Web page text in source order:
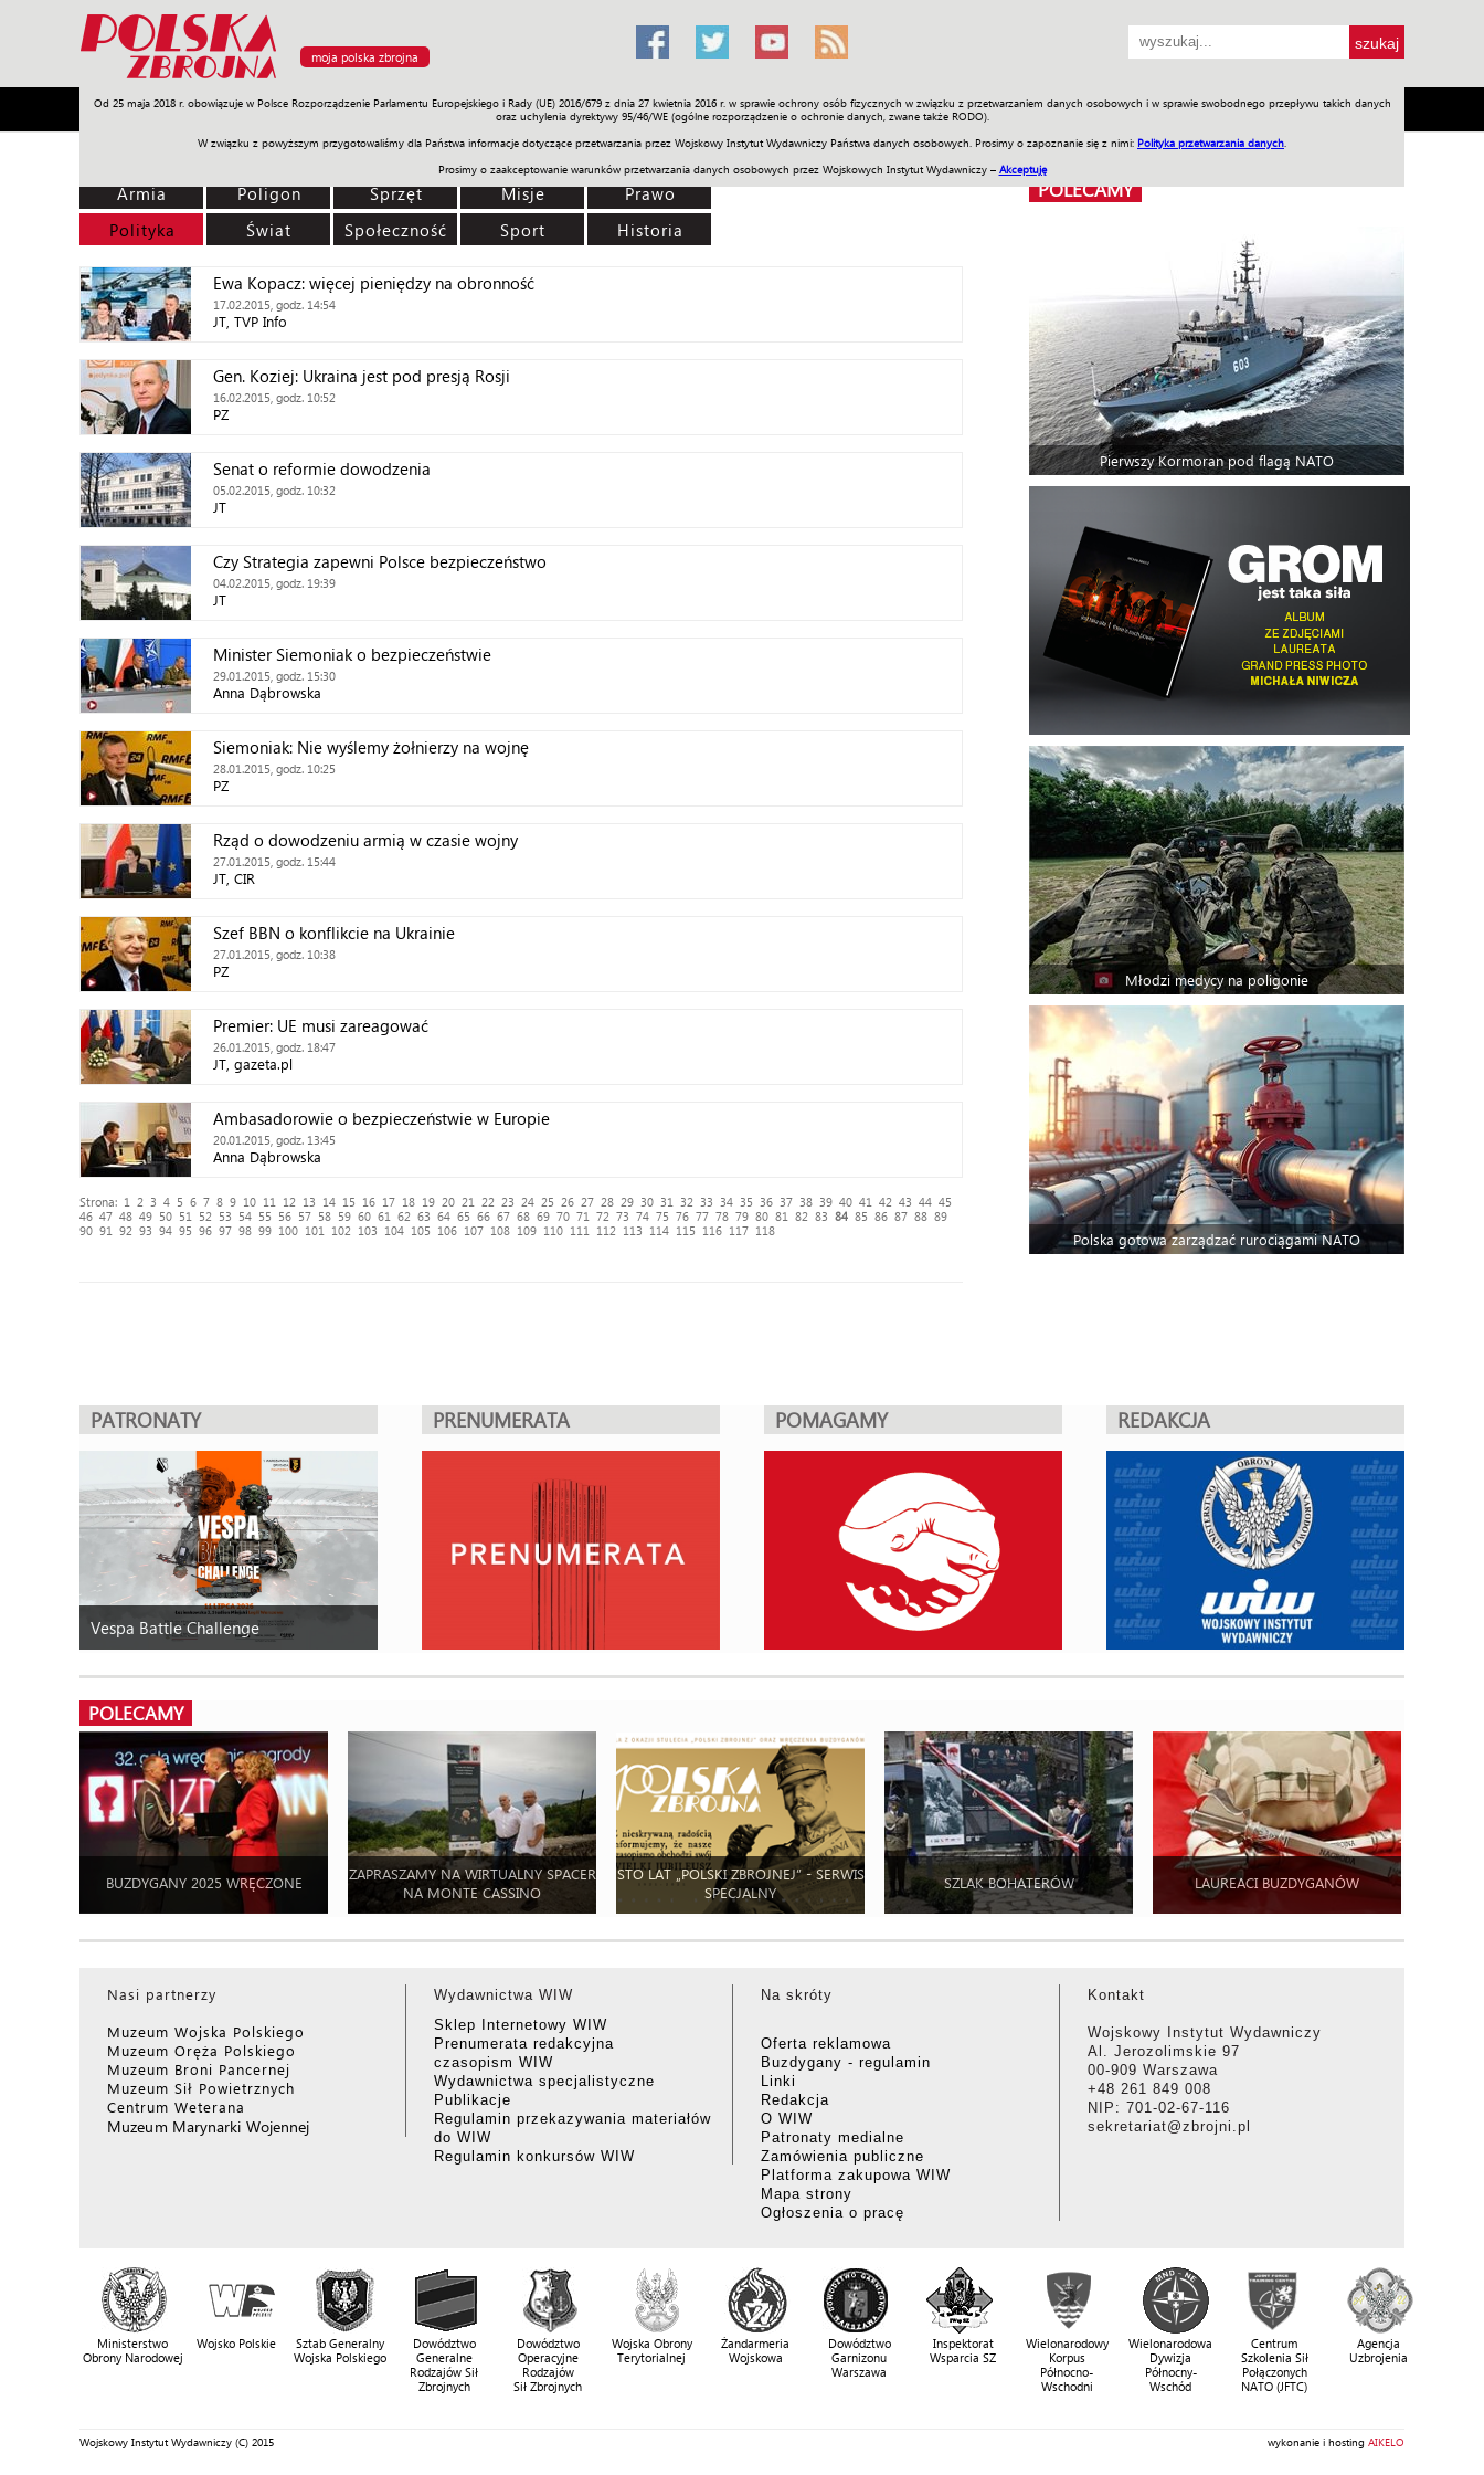
moja polska zbrojna
Od 25 maja 2018 r. obowiązuje w Polsce Rozporządzenie Parlamentu Europejskiego i Rady (UE) 2016/679 z dnia 27 kwietnia 2016 r. w sprawie ochrony osób fizycznych w związku z przetwarzaniem danych osobowych i w sprawie swobodnego przepływu takich danych
oraz uchylenia dyrektywy 95/46/WE (ogólne rozporządzenie o ochronie danych, zwane także RODO).
W związku z powyższym przygotowaliśmy dla Państwa informacje dotyczące przetwarzania przez Wojskowy Instytut Wydawniczy Państwa danych osobowych. Prosimy o zapoznanie się z nimi: Polityka przetwarzania danych
Prosimy o zaakceptowanie warunków przetwarzania danych osobowych przez Wojskowych Instytut Wydawniczy – Akceptuję
Armia Poligon Sprzęt Misje Polityka Prawo Świat Społeczność Sport Historia Galerie Wideo ENGLISH SKLEP Jednodniówki Praca w WIW
Armia Poligon Sprzęt Misje
Prawo
Polityka
Świat Społeczność Sport Historia
Ewa Kopacz: więcej pieniędzy na obronność
17.02.2015, godz. 14:54
JT, TVP Info
Gen. Koziej: Ukraina jest pod presją Rosji
16.02.2015, godz. 10:52
PZ
Senat o reformie dowodzenia
05.02.2015, godz. 10:32
JT
Czy Strategia zapewni Polsce bezpieczeństwo
04.02.2015, godz. 19:39
JT
Minister Siemoniak o bezpieczeństwie
29.01.2015, godz. 15:30
Anna Dąbrowska
Siemoniak: Nie wyślemy żołnierzy na wojnę
28.01.2015, godz. 10:25
PZ
Rząd o dowodzeniu armią w czasie wojny
27.01.2015, godz. 15:44
JT, CIR
Szef BBN o konflikcie na Ukrainie
27.01.2015, godz. 10:38
PZ
Premier: UE musi zareagować
26.01.2015, godz. 18:47
JT, gazeta.pl
Ambasadorowie o bezpieczeństwie w Europie
20.01.2015, godz. 13:45
Anna Dąbrowska
Strona: 1 2 3 4 5 6 7 8 9 10 11 12 13 14 15 16 17 18 19 20 21 22 23 24 25 26 27 28 29 30 31 32 33 34 35 36 37 38 39 40 41 42 43 44 45
46 47 48 49 50 51 52 53 54 55 56 57 58 59 60 61 62 63 64 65 66 67 68 69 70 71 72 73 74 75 76 77 78 79 80 81 82 83 84 85 86 87 88 89
90 91 92 93 94 95 96 97 98 99 100 101 102 103 104 105 106 107 108 109 110 111 112 113 114 115 116 117 118
POLECAMY
Pierwszy Kormoran pod flagą NATO
Młodzi medycy na poligonie
Polska gotowa zarządzać rurociągami NATO
PATRONATY
Vespa Battle Challenge
PRENUMERATA POMAGAMY REDAKCJA
POLECAMY
BUZDYGANY 2025 WRĘCZONE
ZAPRASZAMY NA WIRTUALNY SPACER
NA MONTE CASSINO
STO LAT „POLSKI ZBROJNEJ” - SERWIS
SPECJALNY
SZLAK BOHATERÓW LAUREACI BUZDYGANÓW
Nasi partnerzy
Muzeum Wojska Polskiego
Muzeum Oręża Polskiego
Muzeum Broni Pancernej
Muzeum Sił Powietrznych
Centrum Weterana
Muzeum Marynarki Wojennej
Wydawnictwa WIW
Sklep Internetowy WIW
Prenumerata redakcyjna
czasopism WIW
Wydawnictwa specjalistyczne
Publikacje
Regulamin przekazywania materiałów
do WIW
Regulamin konkursów WIW
Na skróty
Oferta reklamowa
Buzdygany - regulamin
Linki
Redakcja
O WIW
Patronaty medialne
Zamówienia publiczne
Platforma zakupowa WIW
Mapa strony
Ogłoszenia o pracę
Kontakt
Wojskowy Instytut Wydawniczy
Al. Jerozolimskie 97
00-909 Warszawa
+48 261 849 008
NIP: 701-02-67-116
sekretariat@zbrojni.pl
Ministerstwo
Obrony Narodowej
Wojsko Polskie
Sztab Generalny
Wojska Polskiego
Dowództwo
Generalne
Rodzajów Sił
Zbrojnych
Dowództwo
Operacyjne
Rodzajów
Sił Zbrojnych
Wojska Obrony
Terytorialnej
Żandarmeria
Wojskowa
Dowództwo
Garnizonu
Warszawa
Inspektorat
Wsparcia SZ
Wielonarodowy
Korpus
Północno-
Wschodni
Wielonarodowa
Dywizja
Północny-
Wschód
Centrum
Szkolenia Sił
Połączonych
NATO (JFTC)
Agencja
Uzbrojenia
Wojskowy Instytut Wydawniczy (C) 2015 wykonanie i hosting AIKELO